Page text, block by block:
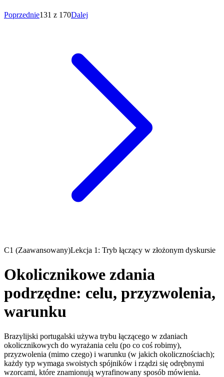
Poprzednie131 z 170Dalej
C1 (Zaawansowany)Lekcja 1: Tryb łączący w złożonym dyskursie
Okolicznikowe zdania
podrzędne: celu, przyzwolenia,
warunku
Brazylijski portugalski używa trybu łączącego w zdaniach
okolicznikowych do wyrażania celu (po co coś robimy),
przyzwolenia (mimo czego) i warunku (w jakich okolicznościach);
każdy typ wymaga swoistych spójników i rządzi się odrębnymi
wzorcami, które znamionują wyrafinowany sposób mówienia.